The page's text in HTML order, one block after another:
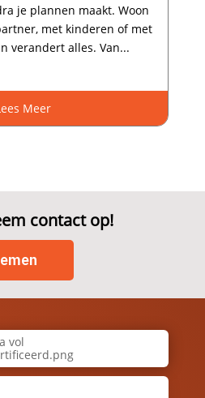
je plannen maakt.​ Woon
met kinderen of met
verandert alles.​ Van...
Meer
contact op!